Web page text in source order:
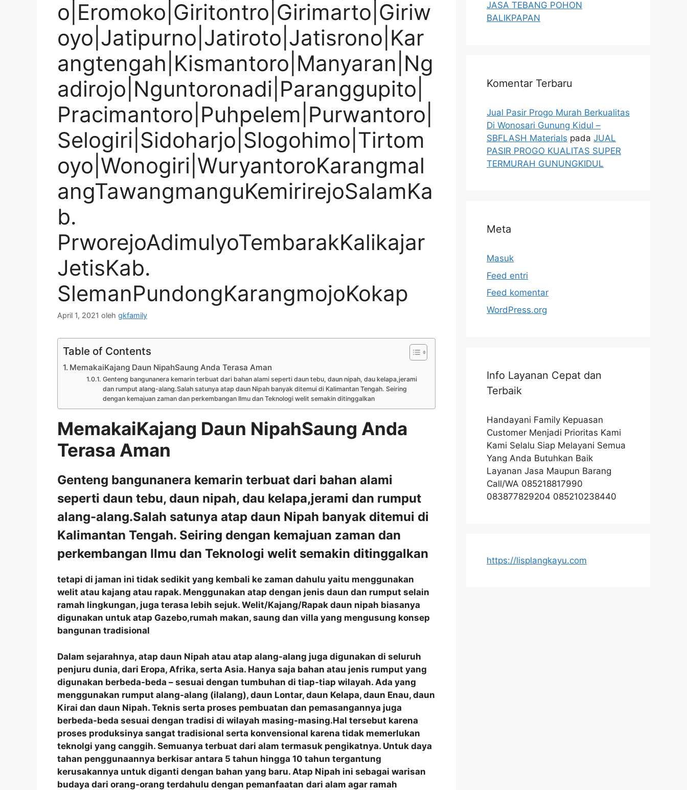
o|Eromoko|Giritontro|Girimarto|Giriw
oyo|Jatipurno|Jatiroto|Jatisrono|Kar
angtengah|Kismantoro|Manyaran|Ng
adirojo|Nguntoronadi|Paranggupito|
Pracimantoro|Puhpelem|Purwantoro|
Selogiri|Sidoharjo|Slogohimo|Tirtom
oyo|Wonogiri|WuryantoroKarangmal
angTawangmanguKemirirejoSalamKa
b.
PrworejoAdimulyoTembarakKalikajar
JetisKab.
SlemanPundongKarangmojoKokap
April 1, 2021 oleh gkfamily
Table of Contents
MemakaiKajang Daun NipahSaung Anda Terasa Aman
Genteng bangunanera kemarin terbuat dari bahan alami seperti daun tebu, daun nipah, dau kelapa,jerami
dan rumput alang-alang.Salah satunya atap daun Nipah banyak ditemui di Kalimantan Tengah. Seiring
dengan kemajuan zaman dan perkembangan Ilmu dan Teknologi welit semakin ditinggalkan
MemakaiKajang Daun NipahSaung Anda
Terasa Aman
Genteng bangunanera kemarin terbuat dari bahan alami
seperti daun tebu, daun nipah, dau kelapa,jerami dan rumput
alang-alang.Salah satunya atap daun Nipah banyak ditemui di
Kalimantan Tengah. Seiring dengan kemajuan zaman dan
perkembangan Ilmu dan Teknologi welit semakin ditinggalkan
tetapi di jaman ini tidak sedikit yang kembali ke zaman dahulu yaitu menggunakan
welit atau kajang atau rapak. Menggunakan atap dengan jenis daun dan rumput selain
ramah lingkungan, juga terasa lebih sejuk. Welit/Kajang/Rapak daun nipah biasanya
digunakan untuk atap Gazebo,rumah makan, saung dan villa yang mengusung konsep
bangunan tradisional
Dalam sejarahnya, atap daun Nipah atau atap alang-alang juga digunakan di seluruh
penjuru dunia, dari Eropa, Afrika, serta Asia. Hanya saja bahan atau jenis rumput yang
digunakan berbeda-beda – sesuai dengan tumbuhan di tiap-tiap wilayah. Ada yang
menggunakan rumput alang-alang (ilalang), daun Lontar, daun Kelapa, daun Enau, daun
Kirai dan daun Nipah. Teknis serta proses pembuatan dan pemasangannya juga
berbeda-beda sesuai dengan tradisi di wilayah masing-masing.Hal tersebut karena
proses produksinya sangat tradisional serta konvensional karena tidak memerlukan
teknolgi yang canggih. Semuanya terbuat dari alam termasuk pengikatnya. Untuk daya
tahan penggunaannya berkisar antara 5 tahun hingga 10 tahun tergantung
kerusakannya untuk diganti dengan bahan yang baru. Atap Nipah ini sebagai warisan
budaya dari orang-orang terdahulu dengan pemanfaatan dari alam agar ramah
JASA TEBANG POHON
BALIKPAPAN
Komentar Terbaru
Jual Pasir Progo Murah Berkualitas
Di Wonosari Gunung Kidul –
SBFLASH Materials pada JUAL
PASIR PROGO KUALITAS SUPER
TERMURAH GUNUNGKIDUL
Meta
Masuk
Feed entri
Feed komentar
WordPress.org
Info Layanan Cepat dan
Terbaik
Handayani Family Kepuasan
Customer Menjadi Prioritas Kami
Kami Selalu Siap Melayani Semua
Yang Anda Butuhkan Baik
Layanan Jasa Maupun Barang
Call/WA 085218817990
083877829204 085210238440
https://lisplangkayu.com